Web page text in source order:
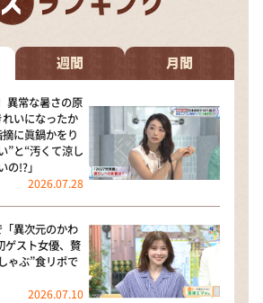
週間 月間
異常な暑さの原
いになったか
に眞鍋かをり
”と“汚くて涼し
の!?」
2026.07.28
「異次元のかわ
ゲスト女優、贅
ゃぶ”食リポで
2026.07.10